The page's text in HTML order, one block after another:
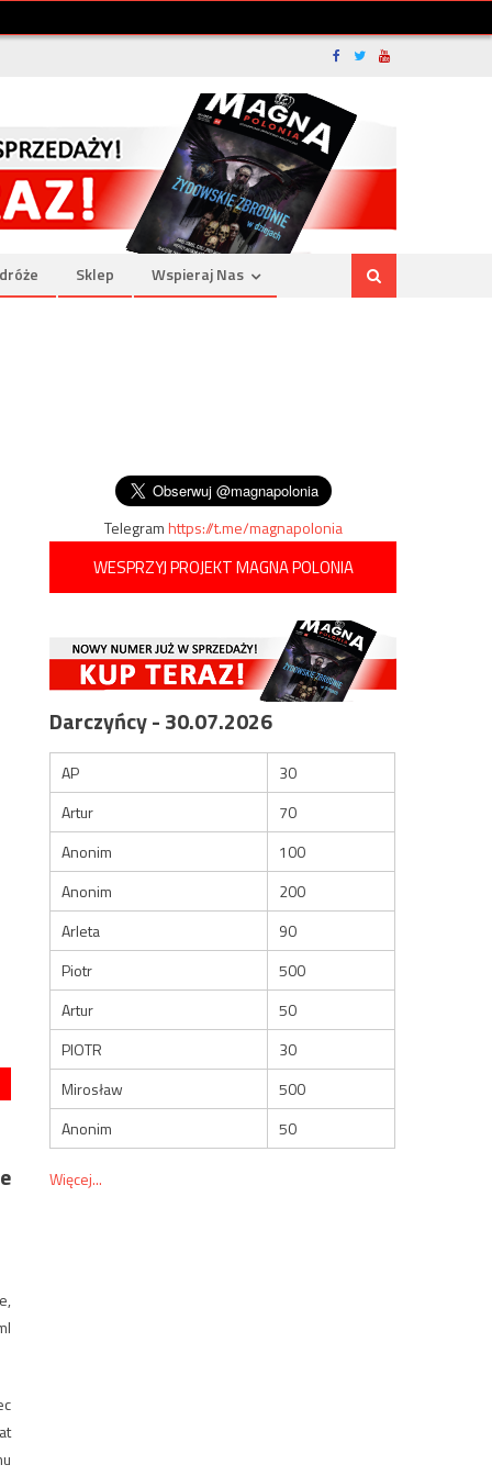
Sklep Wspieraj Nas
Telegramhttps://t.me/magnapolonia
WESPRZYJ PROJEKT MAGNA POLONIA
Darczyńcy - 30.07.2026
AP
30
Artur
70
Anonim
100
Anonim
200
Arleta
90
Piotr
500
Artur
50
PIOTR
30
Mirosław
500
Anonim
50
Więcej...